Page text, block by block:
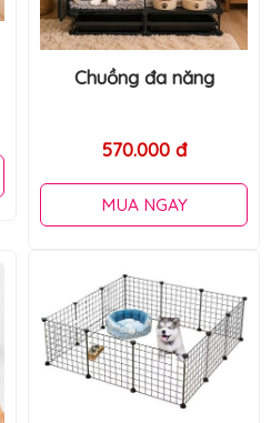
Chuồng size đại
2.400.000 đ
MUA NGAY